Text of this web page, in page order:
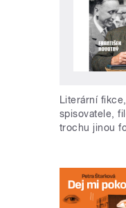
Literární
spisovatele,
trochu jinou